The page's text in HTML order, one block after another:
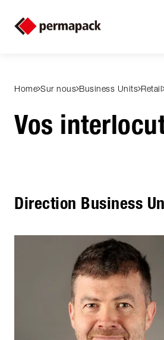
Home Sur nous Business Units Retail
Vos
Direction Business